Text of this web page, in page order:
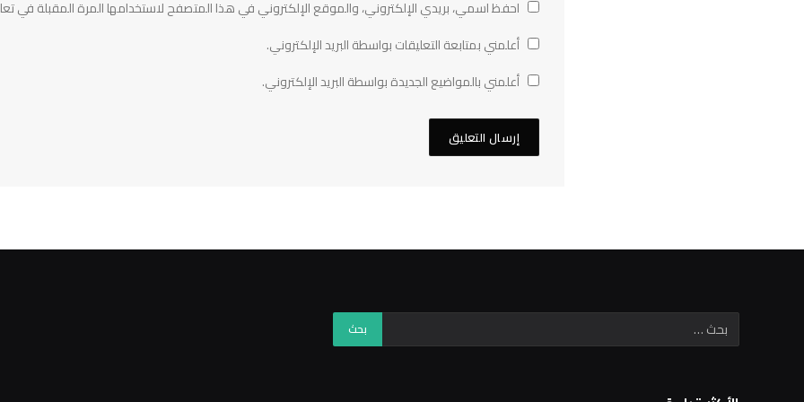
احفظ اسمي، بريدي الإلكتروني، والموقع الإلكتروني في هذا المتصفح لاستخدامها المرة المقبلة في
أعلمني بمتابعة التعليقات بواسطة البريد الإلكتروني.
أعلمني بالمواضيع الجديدة بواسطة البريد الإلكتروني.